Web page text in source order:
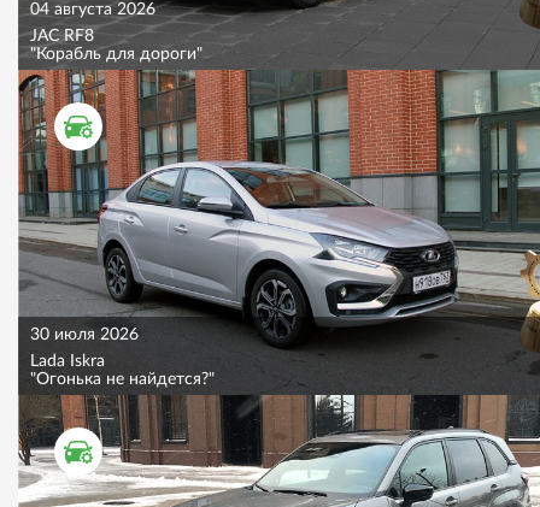
04 августа 2026
JAC RF8
"Корабль для дороги"
ТЕСТ ДРАЙВ
30 июля 2026
Lada Iskra
"Огонька не найдется?"
ТЕСТ ДРАЙВ